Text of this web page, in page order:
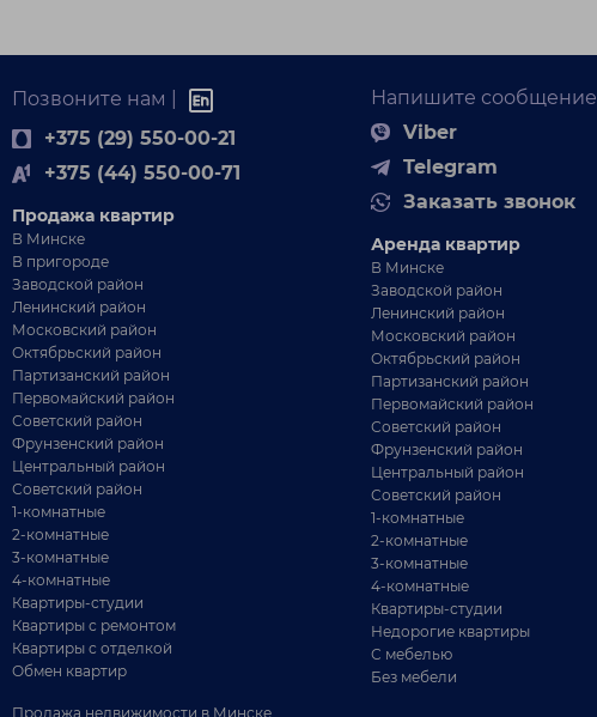
Расположена на 1 этаже 6-ти этажного кирпичног...
1 - КОМНАТНАЯ КВАРТИРА 260 445 BYN
Продается светлая однокомнатная
квартира в Соколе.
г. Минск
ул.Гризодубовой 9
ст. м. Могилёвская
45.1 / 17.9 / 9.5 м²
5821 BYN / М²
Эта квартира — идеальный вариант для молодой
семьи или инвестиций в аренду. Полностью готова к
прож...
Позвоните нам |
+375 (29) 550-00-21
+375 (44) 550-00-71
Продажа квартир
В Минске
В пригороде
Заводской район
Ленинский район
Московский район
Октябрьский район
Партизанский район
Первомайский район
Советский район
Фрунзенский район
Центральный район
Советский район
1-комнатные
2-комнатные
3-комнатные
4-комнатные
Квартиры-студии
Квартиры с ремонтом
Квартиры с отделкой
Обмен квартир
Продажа недвижимости в Минске
Напишите сообщение
Viber
Telegram
Заказать звонок
Аренда квартир
В Минске
Заводской район
Ленинский район
Московский район
Октябрьский район
Партизанский район
Первомайский район
Советский район
Фрунзенский район
Центральный район
Советский район
1-комнатные
2-комнатные
3-комнатные
4-комнатные
Квартиры-студии
Недорогие квартиры
С мебелью
Без мебели